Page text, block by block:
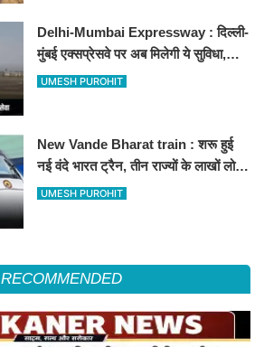
Delhi-Mumbai Expressway : दिल्ली-
मुंबई एक्सप्रेसवे पर अब मिलेगी ये सुविधा,
हेलीकॉप्टर सर्विस से तुरंत घायल पहुंचेगा
UMESH PUROHIT
New Vande Bharat train : शरू हुई
नई वंदे भारत ट्रैन, तीन राज्यों के लाखों लोगों
का सफर होगा आसान, देखें पूरा रूटमैप
UMESH PUROHIT
RECOMMENDED